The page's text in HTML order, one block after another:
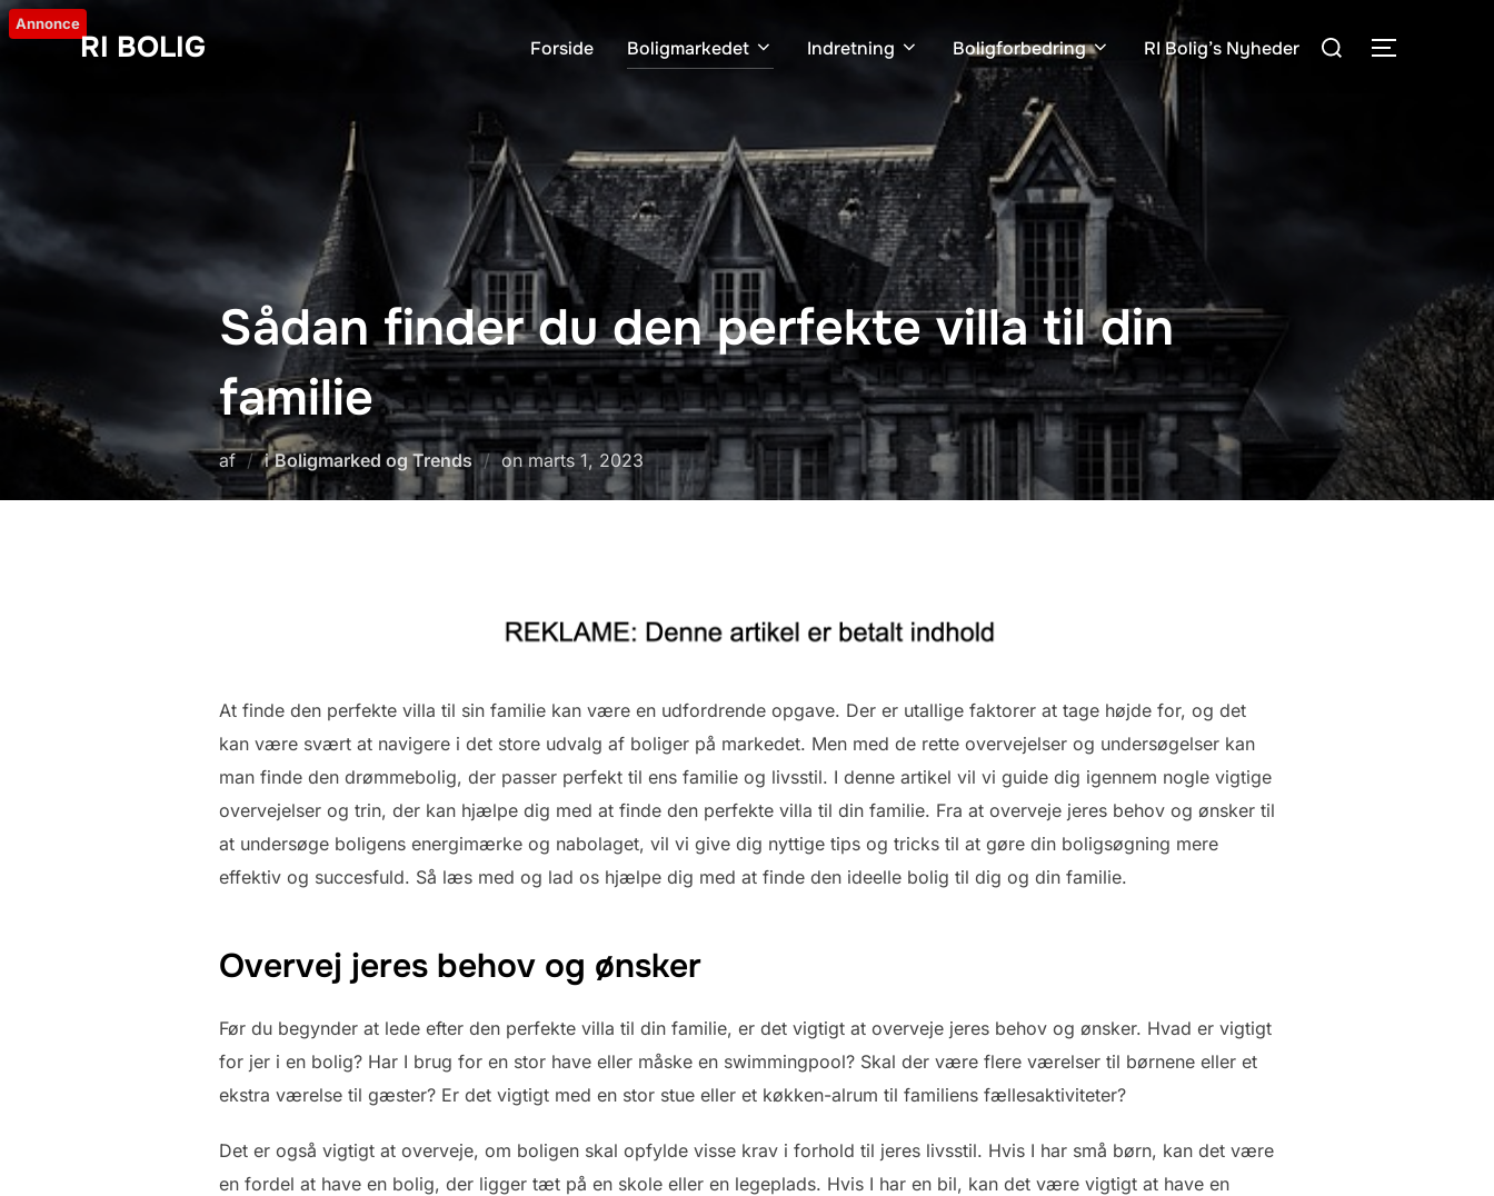
Videre
til
RI BOLIG Forside Boligmarkedet Indretning Boligforbedring RI Bolig’s Nyheder
Søg
SLÅ
Annonce
Sådan finder du den perfekte villa til din
familie
af iBoligmarked og Trends onUdgivet
d.
marts 1, 2023
At finde den perfekte villa til sin familie kan være en udfordrende opgave. Der er utallige faktorer at tage højde for, og det
kan være svært at navigere i det store udvalg af boliger på markedet. Men med de rette overvejelser og undersøgelser kan
man finde den drømmebolig, der passer perfekt til ens familie og livsstil. I denne artikel vil vi guide dig igennem nogle vigtige
overvejelser og trin, der kan hjælpe dig med at finde den perfekte villa til din familie. Fra at overveje jeres behov og ønsker til
at undersøge boligens energimærke og nabolaget, vil vi give dig nyttige tips og tricks til at gøre din boligsøgning mere
effektiv og succesfuld. Så læs med og lad os hjælpe dig med at finde den ideelle bolig til dig og din familie.
Overvej jeres behov og ønsker
Før du begynder at lede efter den perfekte villa til din familie, er det vigtigt at overveje jeres behov og ønsker. Hvad er vigtigt
for jer i en bolig? Har I brug for en stor have eller måske en swimmingpool? Skal der være flere værelser til børnene eller et
ekstra værelse til gæster? Er det vigtigt med en stor stue eller et køkken-alrum til familiens fællesaktiviteter?
Det er også vigtigt at overveje, om boligen skal opfylde visse krav i forhold til jeres livsstil. Hvis I har små børn, kan det være
en fordel at have en bolig, der ligger tæt på en skole eller en legeplads. Hvis I har en bil, kan det være vigtigt at have en